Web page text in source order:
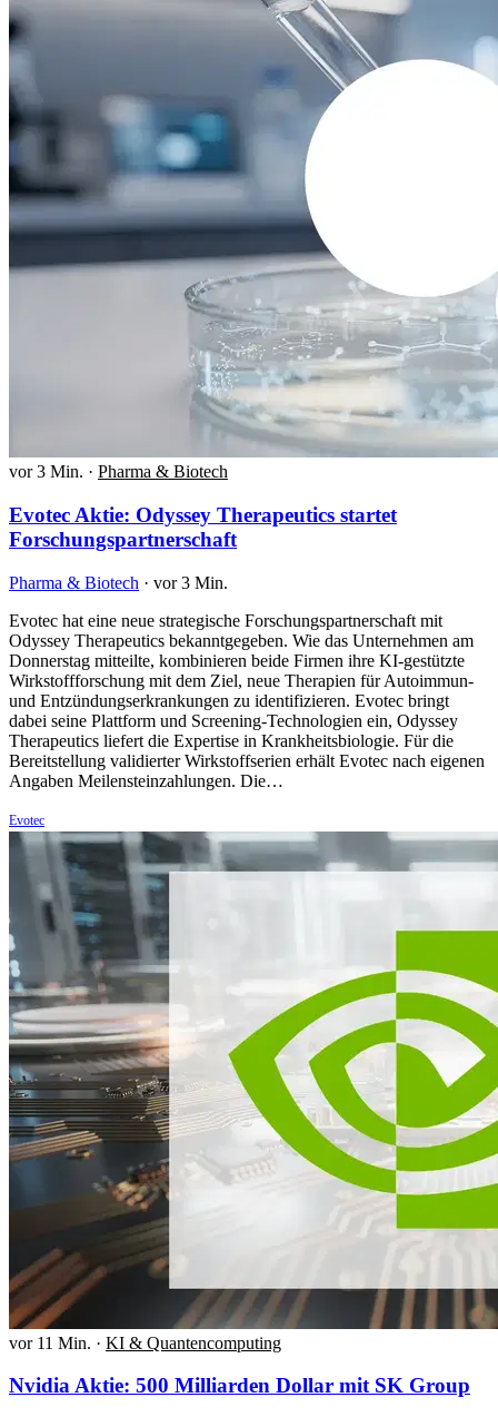
vor 3 Min. · Pharma & Biotech
Evotec Aktie: Odyssey Therapeutics startet
Forschungspartnerschaft
Pharma & Biotech · vor 3 Min.
Evotec hat eine neue strategische Forschungspartnerschaft mit
Odyssey Therapeutics bekanntgegeben. Wie das Unternehmen am
Donnerstag mitteilte, kombinieren beide Firmen ihre KI-gestützte
Wirkstoffforschung mit dem Ziel, neue Therapien für Autoimmun-
und Entzündungserkrankungen zu identifizieren. Evotec bringt
dabei seine Plattform und Screening-Technologien ein, Odyssey
Therapeutics liefert die Expertise in Krankheitsbiologie. Für die
Bereitstellung validierter Wirkstoffserien erhält Evotec nach eigenen
Angaben Meilensteinzahlungen. Die…
Evotec
vor 11 Min. · KI & Quantencomputing
Nvidia Aktie: 500 Milliarden Dollar mit SK Group